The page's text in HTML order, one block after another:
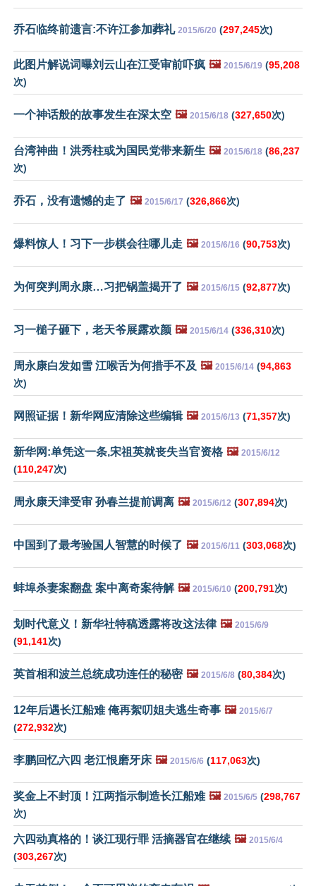
乔石临终前遗言:不许江参加葬礼 2015/6/20 (297,245次)
此图片解说词曝刘云山在江受审前吓疯 🖼️ 2015/6/19 (95,208
次)
一个神话般的故事发生在深太空 🖼️ 2015/6/18 (327,650次)
台湾神曲！洪秀柱或为国民党带来新生 🖼️ 2015/6/18 (86,237
次)
乔石，没有遗憾的走了 🖼️ 2015/6/17 (326,866次)
爆料惊人！习下一步棋会往哪儿走 🖼️ 2015/6/16 (90,753次)
为何突判周永康…习把锅盖揭开了 🖼️ 2015/6/15 (92,877次)
习一槌子砸下，老天爷展露欢颜 🖼️ 2015/6/14 (336,310次)
周永康白发如雪 江喉舌为何措手不及 🖼️ 2015/6/14 (94,863
次)
网照证据！新华网应清除这些编辑 🖼️ 2015/6/13 (71,357次)
新华网:单凭这一条,宋祖英就丧失当官资格 🖼️ 2015/6/12
(110,247次)
周永康天津受审 孙春兰提前调离 🖼️ 2015/6/12 (307,894次)
中国到了最考验国人智慧的时候了 🖼️ 2015/6/11 (303,068次)
蚌埠杀妻案翻盘 案中离奇案待解 🖼️ 2015/6/10 (200,791次)
划时代意义！新华社特稿透露将改这法律 🖼️ 2015/6/9
(91,141次)
英首相和波兰总统成功连任的秘密 🖼️ 2015/6/8 (80,384次)
12年后遇长江船难 俺再絮叨姐夫逃生奇事 🖼️ 2015/6/7
(272,932次)
李鹏回忆六四 老江恨磨牙床 🖼️ 2015/6/6 (117,063次)
奖金上不封顶！江两指示制造长江船难 🖼️ 2015/6/5 (298,767
次)
六四动真格的！谈江现行罪 活摘器官在继续 🖼️ 2015/6/4
(303,267次)